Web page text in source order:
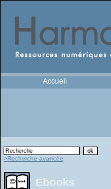
Accueil
>Recherche avancée
Ebooks